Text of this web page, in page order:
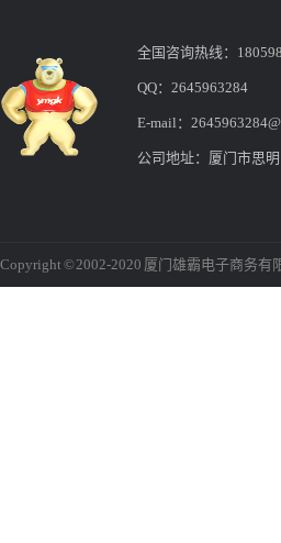
全国咨询热线：
QQ：2645963284
E-mail：
公司地址：厦门市思
Copyright © 2002-2020 厦门雄霸电子商务有